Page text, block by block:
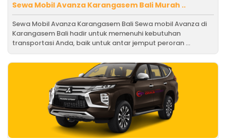
Sewa Mobil Avanza Karangasem Bali Murah ..
Sewa Mobil Avanza Karangasem Bali Sewa mobil Avanza di
Karangasem Bali hadir untuk memenuhi kebutuhan
transportasi Anda, baik untuk antar jemput peroran ...